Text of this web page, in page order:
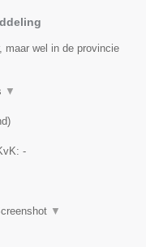
maar wel in de provincie
▼
)
-
▼